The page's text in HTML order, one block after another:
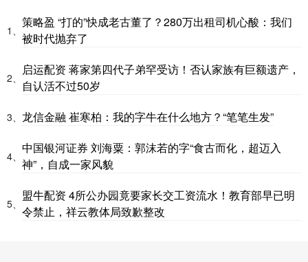
1、
策略盈 “打的”快成老古董了？280万出租司机心酸：我们
被时代抛弃了
2、
启运配资 蒋家第四代子弟罕受访！否认家族有巨额遗产，
自认活不过50岁
3、 龙信金融 崔寒柏：我的字牛在什么地方？“笔笔生发”
4、
中国银河证券 刘海粟：郭沫若的字“食古而化，超迈入
神”，自成一家风貌
5、
盟牛配资 4所公办园竟要家长交工资流水！教育部早已明
令禁止，祥云教体局致歉整改